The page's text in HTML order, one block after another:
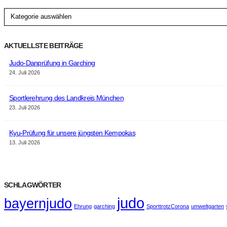
Kategorien
AKTUELLSTE BEITRÄGE
Judo-Danprüfung in Garching
24. Juli 2026
Sportlerehrung des Landkreis München
23. Juli 2026
Kyu-Prüfung für unsere jüngsten Kempokas
13. Juli 2026
SCHLAGWÖRTER
bayernjudo Ehrung garching judo SporttrotzCorona umweltgarten